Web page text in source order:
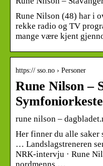
Rune Nilson (48) har i
rekke radio og TV
mange være kjent
https:// sso.no › Personer
Rune Nilson –
rune nilson –
Her finner du alle saker
… Landslagstreneren
NRK-intervju · Rune
nordmenns …